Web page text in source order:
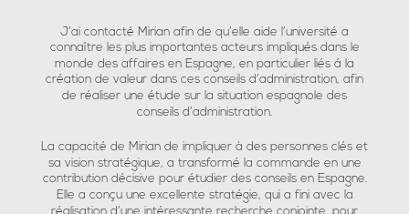
J’ai contacté Mirian afin de qu’elle aide l’université a
connaître les plus importantes acteurs impliqués dans le
monde des affaires en Espagne, en particulier liés á la
création de valeur dans ces conseils d’administration, afin
de réaliser une étude sur la situation espagnole des
conseils d’administration.
La capacité de Mirian de impliquer à des personnes clés et
sa vision stratégique, a transformé la commande en une
contribution décisive pour étudier des conseils en Espagne.
Elle a conçu une excellente stratégie, qui a fini avec la
réalisation d’une intéressante recherche conjointe, pour